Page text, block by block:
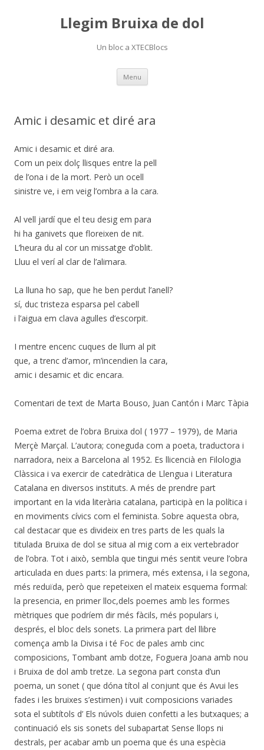
Llegim Bruixa de dol
Un bloc a XTECBlocs
Menu Skip
content
Amic i desamic et diré ara
Amic i desamic et diré ara.
Com un peix dolç llisques entre la pell
de l’ona i de la mort. Però un ocell
sinistre ve, i em veig l’ombra a la cara.
Al vell jardí que el teu desig em para
hi ha ganivets que floreixen de nit.
L’heura du al cor un missatge d’oblit.
Lluu el verí al clar de l’alimara.
La lluna ho sap, que he ben perdut l’anell?
sí, duc tristeza esparsa pel cabell
i l’aigua em clava agulles d’escorpit.
I mentre encenc cuques de llum al pit
que, a trenc d’amor, m’incendien la cara,
amic i desamic et dic encara.
Comentari de text de Marta Bouso, Juan Cantón i Marc Tàpia
Poema extret de l’obra Bruixa dol ( 1977 – 1979), de Maria
Merçè Marçal. L’autora; coneguda com a poeta, traductora i
narradora, neix a Barcelona al 1952. Es llicencià en Filologia
Clàssica i va exercir de catedràtica de Llengua i Literatura
Catalana en diversos instituts. A més de prendre part
important en la vida literària catalana, participà en la política i
en moviments cívics com el feminista. Sobre aquesta obra,
cal destacar que es divideix en tres parts de les quals la
titulada Bruixa de dol se situa al mig com a eix vertebrador
de l’obra. Tot i això, sembla que tingui més sentit veure l’obra
articulada en dues parts: la primera, més extensa, i la segona,
més reduïda, però que repeteixen el mateix esquema formal:
la presencia, en primer lloc,dels poemes amb les formes
mètriques que podríem dir més fàcils, més populars i,
després, el bloc dels sonets. La primera part del llibre
comença amb la Divisa i té Foc de pales amb cinc
composicions, Tombant amb dotze, Foguera Joana amb nou
i Bruixa de dol amb tretze. La segona part consta d’un
poema, un sonet ( que dóna títol al conjunt que és Avui les
fades i les bruixes s’estimen) i vuit composicions variades
sota el subtítols d’ Els núvols duien confetti a les butxaques; a
continuació els sis sonets del subapartat Sense llops ni
destrals, per acabar amb un poema que és una espècia